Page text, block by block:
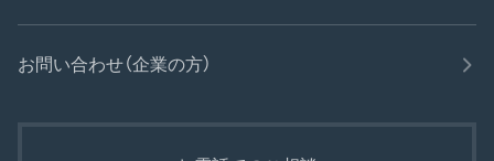
お問い合わせ（企業の方）